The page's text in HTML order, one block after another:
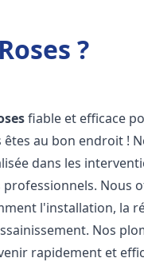
?
fiable et efficace
au bon endroit !
dans les
Nous
l'installation, la
Nos
rapidement et